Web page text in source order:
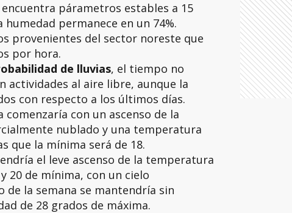
párametros estables a 15
permanece en un 74%.
provenientes del sector noreste que
por hora.
de lluvias, el tiempo no
actividades al aire libre, aunque la
con respecto a los últimos días.
con un ascenso de la
nublado y una temperatura
que la mínima será de 18.
el leve ascenso de la temperatura
20 de mínima, con un cielo
la semana se mantendría sin
de 28 grados de máxima.